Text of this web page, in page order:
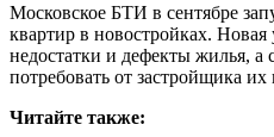
Московское БТИ в сентябре
квартир в новостройках. Новая
недостатки и дефекты жилья, а
потребовать от застройщика их
Читайте также: